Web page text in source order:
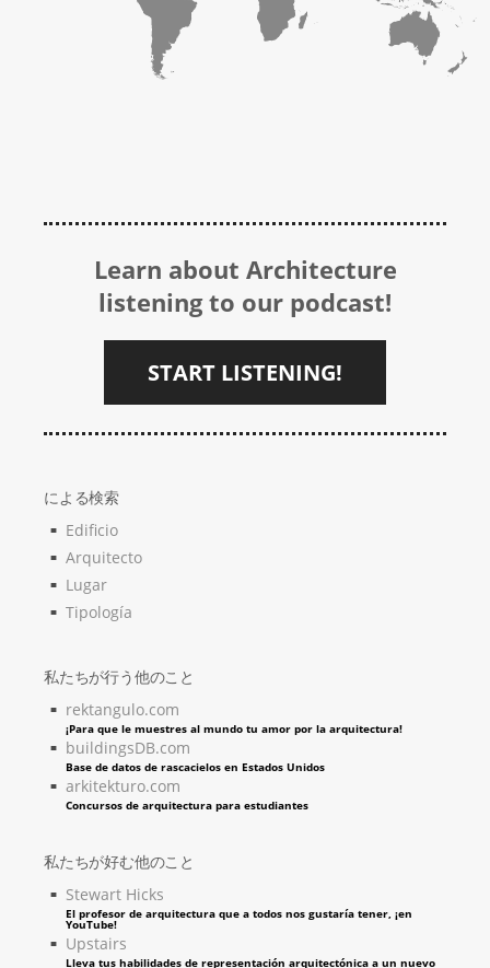
Learn about Architecture
listening to our podcast!
START LISTENING!
による検索
Edificio
Arquitecto
Lugar
Tipología
私たちが行う他のこと
rektangulo.com
¡Para que le muestres al mundo tu amor por la arquitectura!
buildingsDB.com
Base de datos de rascacielos en Estados Unidos
arkitekturo.com
Concursos de arquitectura para estudiantes
私たちが好む他のこと
Stewart Hicks
El profesor de arquitectura que a todos nos gustaría tener, ¡en
YouTube!
Upstairs
Lleva tus habilidades de representación arquitectónica a un nuevo